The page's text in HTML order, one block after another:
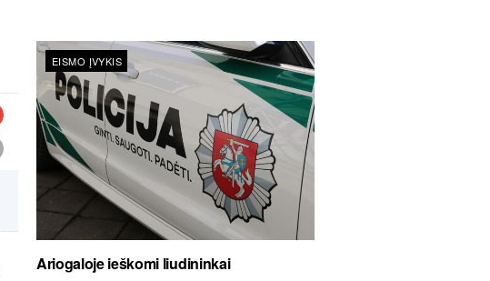
EISMO ĮVYKIS
Ariogaloje ieškomi liudininkai